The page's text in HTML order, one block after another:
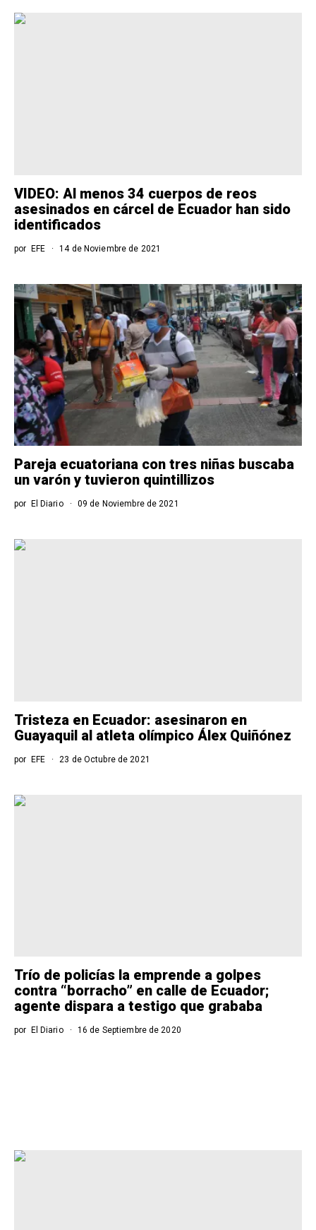
VIDEO: Al menos 34 cuerpos de reos
asesinados en cárcel de Ecuador han sido
identificados
por EFE 14 de Noviembre de 2021
Pareja ecuatoriana con tres niñas buscaba
un varón y tuvieron quintillizos
por El Diario 09 de Noviembre de 2021
Tristeza en Ecuador: asesinaron en
Guayaquil al atleta olímpico Álex Quiñónez
por EFE 23 de Octubre de 2021
Trío de policías la emprende a golpes
contra “borracho” en calle de Ecuador;
agente dispara a testigo que grababa
por El Diario 16 de Septiembre de 2020